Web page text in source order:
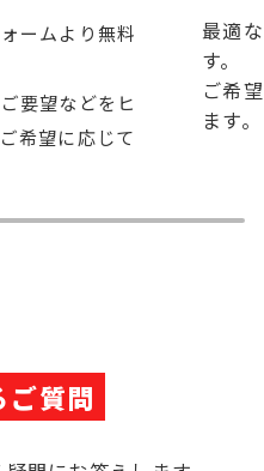
ームより無料
要望などをヒ
希望に応じて
最適
す。
ご希
ます。
ご質問